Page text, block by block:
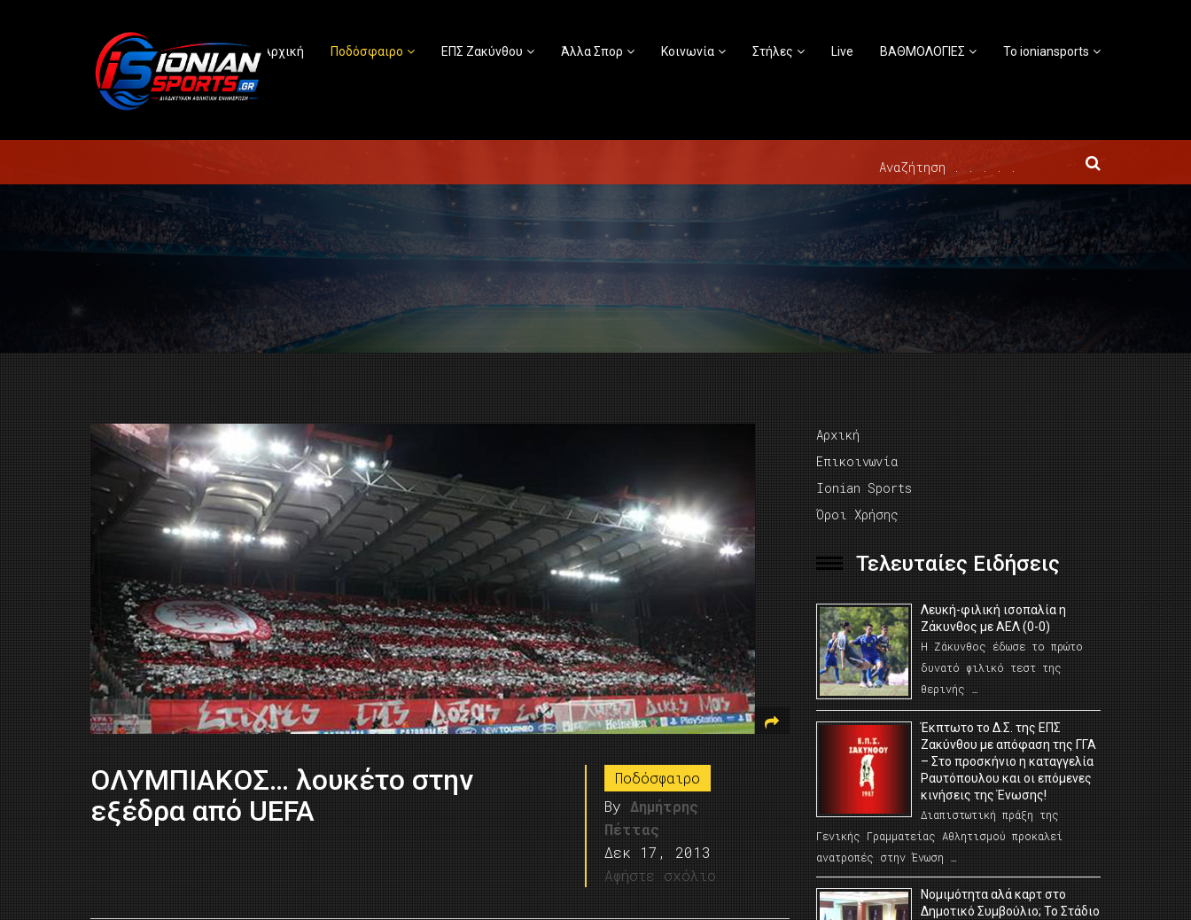
Αρχική Ποδόσφαιρο ΕΠΣ Ζακύνθου Άλλα Σπορ Κοινωνία Στήλες Live ΒΑΘΜΟΛΟΓΙΕΣ Το ioniansports
ΟΛΥΜΠΙΑΚΟΣ… λουκέτο στην
εξέδρα από UEFA
Ποδόσφαιρο
By Δημήτρης
Πέττας
Δεκ 17, 2013
Αφήστε σχόλιο
Αρχική
Επικοινωνία
Ionian Sports
Όροι Χρήσης
Τελευταίες Ειδήσεις
Λευκή-φιλική ισοπαλία η
Ζάκυνθος με ΑΕΛ (0-0)
Η Ζάκυνθος έδωσε το πρώτο
δυνατό φιλικό τεστ της
θερινής …
Έκπτωτο το Δ.Σ. της ΕΠΣ
Ζακύνθου με απόφαση της ΓΓΑ
– Στο προσκήνιο η καταγγελία
Ραυτόπουλου και οι επόμενες
κινήσεις της Ένωσης!
Διαπιστωτική πράξη της
Γενικής Γραμματείας Αθλητισμού προκαλεί
ανατροπές στην Ένωση …
Νομιμότητα αλά καρτ στο
Δημοτικό Συμβούλιο; Το Στάδιο